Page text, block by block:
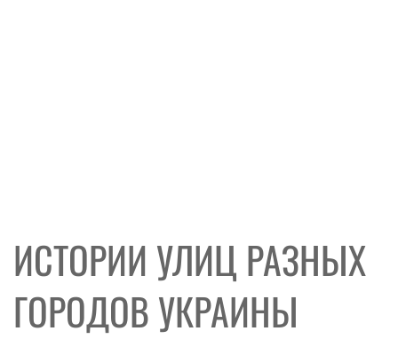
ИСТОРИИ УЛИЦ РАЗНЫХ
ГОРОДОВ УКРАИНЫ